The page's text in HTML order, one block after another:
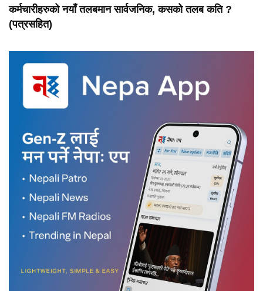
कर्मचारीहरुको नयाँ तलबमान सार्वजनिक, कसकाे तलब कति ?
(पत्रसहित)